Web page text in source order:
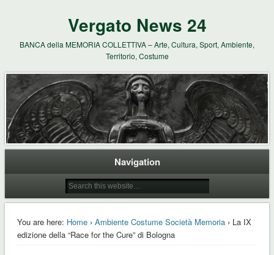
Vergato News 24
BANCA della MEMORIA COLLETTIVA – Arte, Cultura, Sport, Ambiente,
Territorio, Costume
Navigation
You are here: Home› Ambiente Costume Società Memoria› La IX
edizione della “Race for the Cure” di Bologna